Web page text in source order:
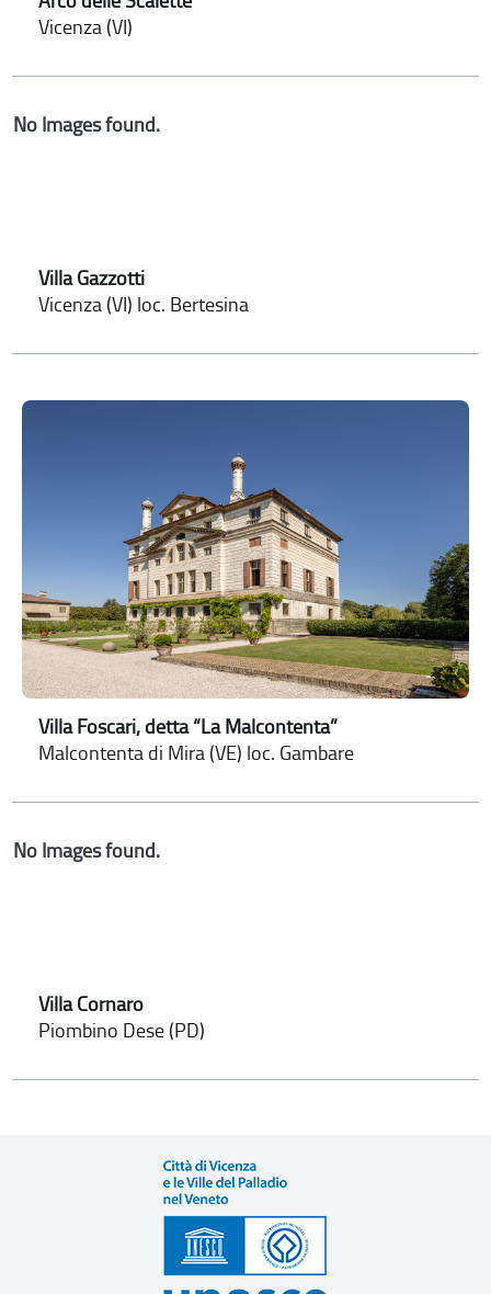
Vicenza (VI)
No Images found.
Villa Gazzotti
Vicenza (VI) loc. Bertesina
Villa Foscari, detta “La Malcontenta”
Malcontenta di Mira (VE) loc. Gambare
No Images found.
Villa Cornaro
Piombino Dese (PD)